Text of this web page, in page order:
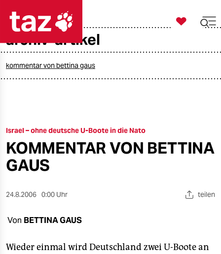
taz zahl ich
öko
gesellschaft
sport
berlin
nord

taz zahl ich
archiv-artikel
kommentar von bettina gaus
Israel – ohne deutsche U-Boote in die Nato
KOMMENTAR VON BETTINA
GAUS
24.8.2006 0:00 Uhr teilen
Von BETTINA GAUS
Wieder einmal wird Deutschland zwei U-Boote an